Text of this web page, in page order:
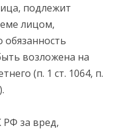
подлежит
лицом,
возложена на
(п. 1 ст. 1064, п.
РФ за вред,